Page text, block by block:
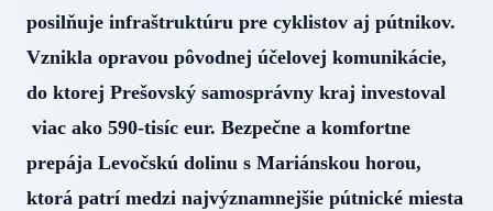
posilňuje infraštruktúru pre cyklistov aj pútnikov.
Vznikla opravou pôvodnej účelovej komunikácie,
do ktorej Prešovský samosprávny kraj investoval
viac ako 590-tisíc eur. Bezpečne a komfortne
prepája Levočskú dolinu s Mariánskou horou,
ktorá patrí medzi najvýznamnejšie pútnické miesta